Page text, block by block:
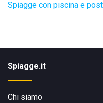
Spiagge con piscina e
Spiagge.it
Chi siamo